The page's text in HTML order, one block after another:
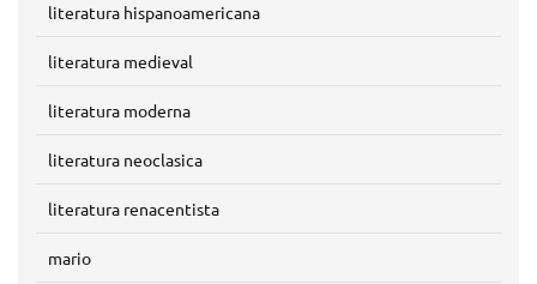
literatura hispanoamericana
literatura medieval
literatura moderna
literatura neoclasica
literatura renacentista
mario